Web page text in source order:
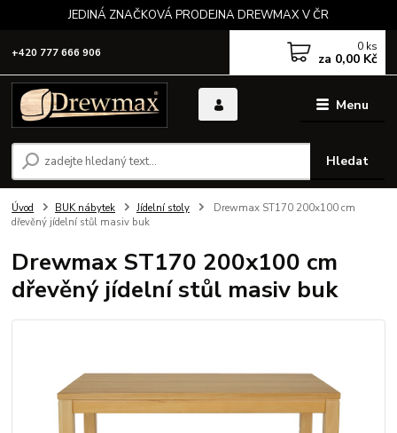
JEDINÁ ZNAČKOVÁ PRODEJNA DREWMAX V ČR
Menu
Hledat
+420 777 666 906 0 ks
za 0,00 Kč
Úvod BUK nábytek Jídelní stoly
Drewmax ST170 200x100 cm
dřevěný jídelní stůl masiv buk
Drewmax ST170 200x100 cm
dřevěný jídelní stůl masiv buk